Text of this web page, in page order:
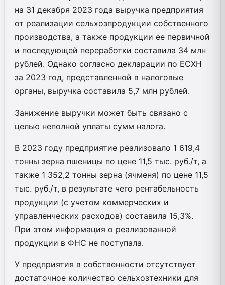
на 31 декабря 2023 года выручка предприятия
от реализации сельхозпродукции собственного
производства, а также продукции ее первичной
и последующей переработки составила 34 млн
рублей. Однако согласно декларации по ЕСХН
за 2023 год, представленной в налоговые
органы, выручка составила 5,7 млн рублей.
Занижение выручки может быть связано с
целью неполной уплаты сумм налога.
В 2023 году предприятие реализовало 1 619,4
тонны зерна пшеницы по цене 11,5 тыс. руб./т, а
также 1 352,2 тонны зерна (ячменя) по цене 11,5
тыс. руб./т, в результате чего рентабельность
продукции (с учетом коммерческих и
управленческих расходов) составила 15,3%.
При этом информация о реализованной
продукции в ФНС не поступала.
У предприятия в собственности отсутствует
достаточное количество сельхозтехники для